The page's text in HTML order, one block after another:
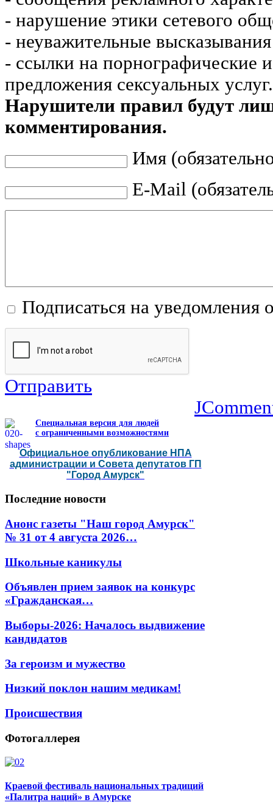
- нарушение этики сетевого
- неуважительные
- ссылки на порнографические
предложения сексуальных услуг.
Нарушители правил будут
комментирования.
Имя
E-Mail
Подписаться на уведомления
Отправить
Специальная версия для людей
с ограниченными возможностями
Официальное опубликование НПА
администрации и Совета депутатов ГП
"Город Амурск"
Последние новости
Анонс газеты "Наш город Амурск"
№ 31 от 4 августа 2026…
Школьные каникулы
Объявлен прием заявок на конкурс
«Гражданская…
Выборы-2026: Началось выдвижение
кандидатов
За героизм и мужество
Низкий поклон нашим медикам!
Происшествия
Фотогаллерея
Краевой фестиваль национальных традиций
«Палитра наций» в Амурске